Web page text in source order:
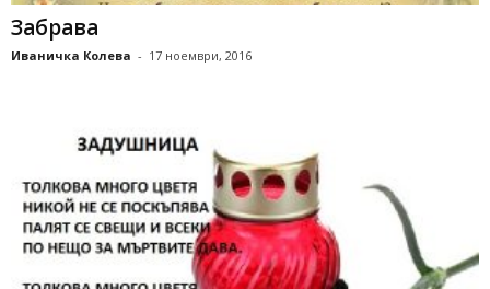
Забрава
Иваничка Колева - 17 ноември, 2016